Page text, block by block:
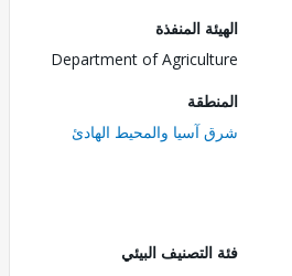
الهيئة المنفذة
Department of Agriculture
شرق آسيا والمحيط الهادئ
فئة التصنيف البيئي